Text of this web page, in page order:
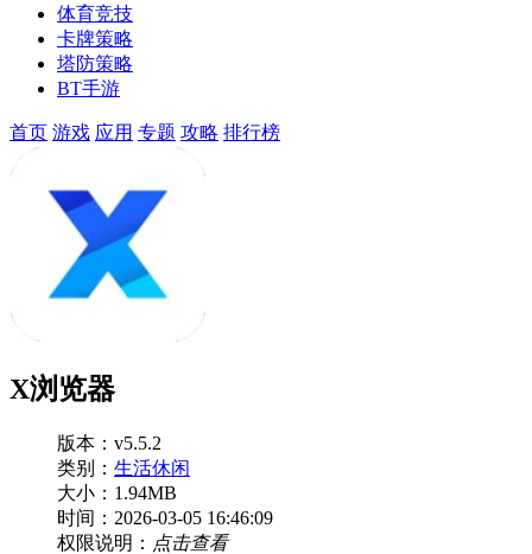
体育竞技
卡牌策略
塔防策略
BT手游
首页 游戏 应用 专题 攻略 排行榜
X浏览器
版本：v5.5.2
类别： 生活休闲
大小：1.94MB
时间：2026-03-05 16:46:09
权限说明： 点击查看